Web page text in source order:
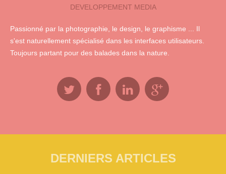
DEVELOPPEMENT MEDIA
Passionné par la photographie, le design, le graphisme ... Il
s'est naturellement spécialisé dans les interfaces utilisateurs.
Toujours partant pour des balades dans la nature.
DERNIERS ARTICLES